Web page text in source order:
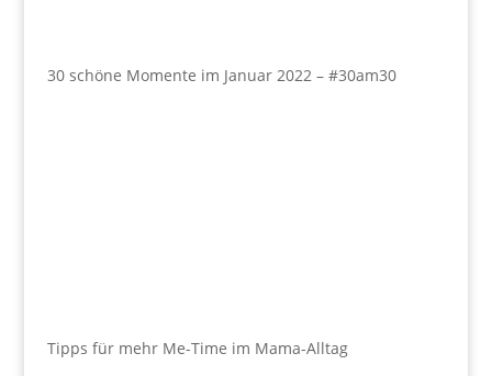
30 schöne Momente im Januar 2022 – #30am30
Tipps für mehr Me-Time im Mama-Alltag